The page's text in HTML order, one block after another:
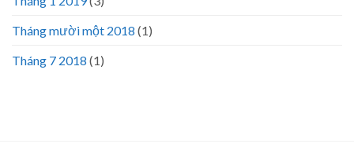
Tháng mười một 2018 (1)
Tháng 7 2018 (1)